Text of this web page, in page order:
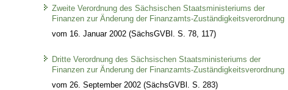
Zweite Verordnung des Sächsischen Staatsministeriums der
Finanzen zur Änderung der Finanzamts-Zuständigkeitsverordnung
vom 16. Januar 2002 (SächsGVBl. S. 78, 117)
Dritte Verordnung des Sächsischen Staatsministeriums der
Finanzen zur Änderung der Finanzamts-Zuständigkeitsverordnung
vom 26. September 2002 (SächsGVBl. S. 283)